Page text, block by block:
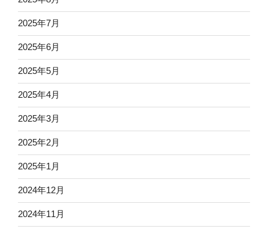
2025年7月
2025年6月
2025年5月
2025年4月
2025年3月
2025年2月
2025年1月
2024年12月
2024年11月